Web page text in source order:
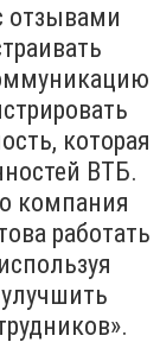
отзывами
которая
ВТБ.
компания
работать